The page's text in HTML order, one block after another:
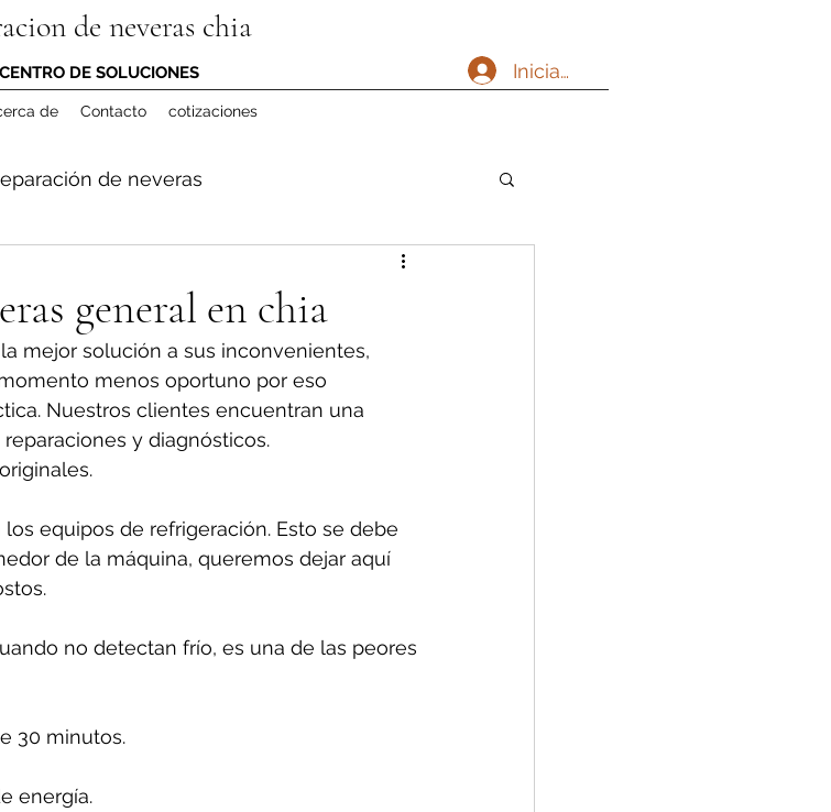
de neveras chia
CENTRO DE SOLUCIONES Iniciar sesión
de Contacto cotizaciones
de neveras
general en chia
mejor solución a sus inconvenientes,
menos oportuno por eso
Nuestros clientes encuentran una
y diagnósticos.
equipos de refrigeración. Esto se debe
de la máquina, queremos dejar aquí
no detectan frío, es una de las peores
30 minutos.
energía.